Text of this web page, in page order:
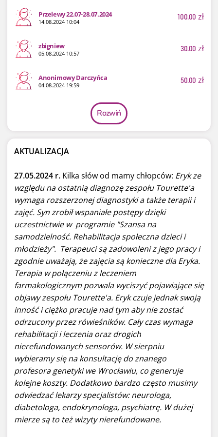
Przelewy 22.07-28.07.2024
14.08.2024 10:04 100.00 zł
zbigniew
05.08.2024 10:57 30.00 zł
Anonimowy Darczyńca
04.08.2024 19:59 50.00 zł
Rozwiń
AKTUALIZACJA
27.05.2024 r. Kilka słów od mamy chłopców: Eryk ze
względu na ostatnią diagnozę zespołu Tourette'a
wymaga rozszerzonej diagnostyki a także terapii i
zajęć. Syn zrobił wspaniałe postępy dzięki
uczestnictwie w programie "Szansa na
samodzielność. Rehabilitacja społeczna dzieci i
młodzieży". Terapeuci są zadowoleni z jego pracy i
zgodnie uważają, że zajęcia są konieczne dla Eryka.
Terapia w połączeniu z leczeniem
farmakologicznym pozwala wyciszyć pojawiające się
objawy zespołu Tourette'a. Eryk czuje jednak swoją
inność i ciężko pracuje nad tym aby nie zostać
odrzucony przez rówieśników. Cały czas wymaga
rehabilitacji i leczenia oraz drogich
nierefundowanych sensorów. W sierpniu
wybieramy się na konsultację do znanego
profesora genetyki we Wrocławiu, co generuje
kolejne koszty. Dodatkowo bardzo często musimy
odwiedzać lekarzy specjalistów: neurologa,
diabetologa, endokrynologa, psychiatrę. W dużej
mierze są to też wizyty nierefundowane.